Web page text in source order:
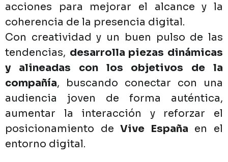
acciones
para mejorar el alcance y la
coherencia de la presencia digital.
Con creatividad y un buen pulso de las
tendencias, desarrolla piezas dinámicas
y
alineadas con los objetivos de
la
compañía, buscando conectar con
una
audiencia
joven de forma
auténtica,
aumentar
la interacción y reforzar
el
posicionamiento de Vive España en
el
entorno digital.